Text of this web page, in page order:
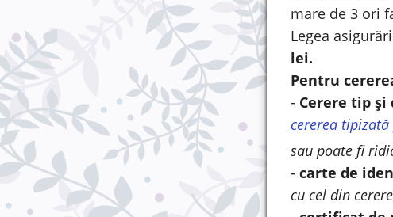
mare de 3 ori
Legea
lei.
Pentru
- Cerere tip și
cererea
sau poate fi
- carte de
cu cel din cerere